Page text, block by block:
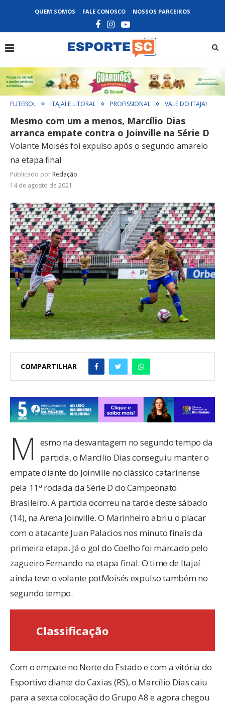
QUEM SOMOS FALE CONOSCO NOSSOS PARCEIROS
FUTEBOL ITAJAÍ E LITORAL PROFISSIONAL VALE DO ITAJAÍ
Mesmo com um a menos, Marcílio Dias
arranca empate contra o Joinville na Série D
Volante Moisés foi expulso após o segundo amarelo
na etapa final
Publicado por Redação
14 de agosto de 2021
COMPARTILHAR
M
esmo na desvantagem no segundo tempo da
partida, o Marcílio Dias conseguiu manter o
empate diante do Joinville no clássico catarinense
pela 11ª rodada da Série D do Campeonato
Brasileiro. A partida ocorreu na tarde deste sábado
(14), na Arena Joinville. O Marinheiro abriu o placar
com o atacante Juan Palacios nos minuto finais da
primeira etapa. Já o gol do Coelho foi marcado pelo
zagueiro Fernando na etapa final. O time de Itajaí
ainda teve o volante potMoisés expulso também no
segundo tempo.
Classificação
Com o empate no Norte do Estado e com a vitória do
Esportivo diante do Caxias (RS), o Marcílio Dias caiu
para a sexta colocação do Grupo A8 e agora chegou